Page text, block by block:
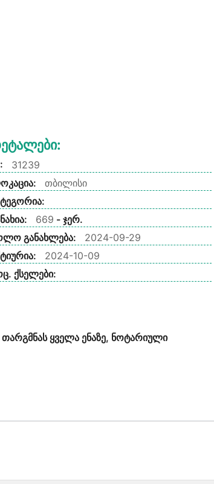
31239
თბილისი
669 - ჯერ.
განახლება:
2024-09-29
2024-10-09
ქსელები:
ყველა ენაზე, ნოტარიული